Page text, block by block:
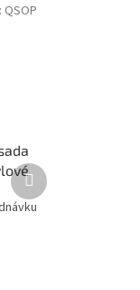
QSOP
Další
produkt